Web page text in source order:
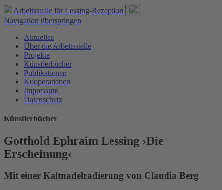
Arbeitsstelle für Lessing-Rezeption
Navigation überspringen
Aktuelles
Über die Arbeitsstelle
Projekte
Künstlerbücher
Publikationen
Kooperationen
Impressum
Datenschutz
Künstlerbücher
Gotthold Ephraim Lessing ›Die
Erscheinung‹
Mit einer Kaltnadelradierung von Claudia Berg